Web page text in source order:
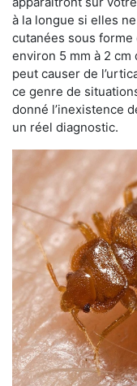
à la longue si elles
cutanées sous
environ 5 mm à 2 cm
peut causer de
ce genre de
donné l’inexistence
un réel diagnostic.